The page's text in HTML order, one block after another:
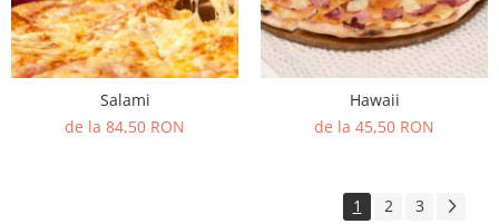
Salami
de la 84,50 RON
Hawaii
de la 45,50 RON
1 2 3